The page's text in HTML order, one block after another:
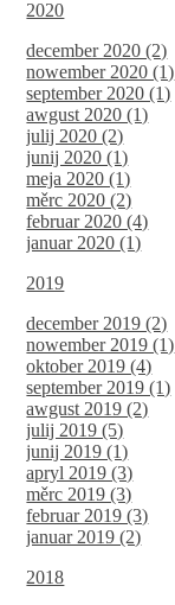
2020
december 2020 (2)
nowember 2020 (1)
september 2020 (1)
awgust 2020 (1)
julij 2020 (2)
junij 2020 (1)
meja 2020 (1)
měrc 2020 (2)
februar 2020 (4)
januar 2020 (1)
2019
december 2019 (2)
nowember 2019 (1)
oktober 2019 (4)
september 2019 (1)
awgust 2019 (2)
julij 2019 (5)
junij 2019 (1)
apryl 2019 (3)
měrc 2019 (3)
februar 2019 (3)
januar 2019 (2)
2018